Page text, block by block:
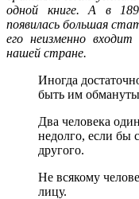
одной книге. А в
появилась большая
его неизменно
нашей стране.
Иногда
быть им
Два человека
недолго, если бы
другого.
Не всякому
лицу.